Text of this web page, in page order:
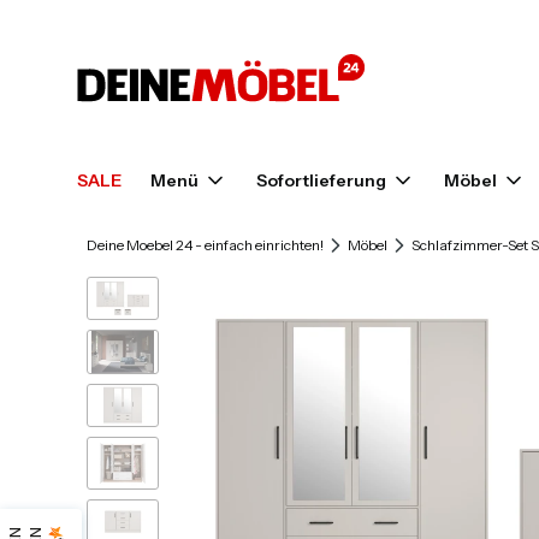
SALE Menü Sofortlieferung Möbel
Deine Moebel 24 - einfach einrichten! Möbel Schlafzimmer-Set